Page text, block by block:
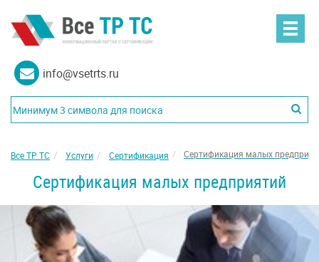
info@vsetrts.ru
Все ТР ТС Услуги Сертификация Сертификация малых
Сертификация малых предприятий